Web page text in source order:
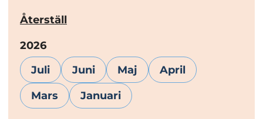
Återställ
År:
2026
Juli
Juni Maj April
Mars Januari